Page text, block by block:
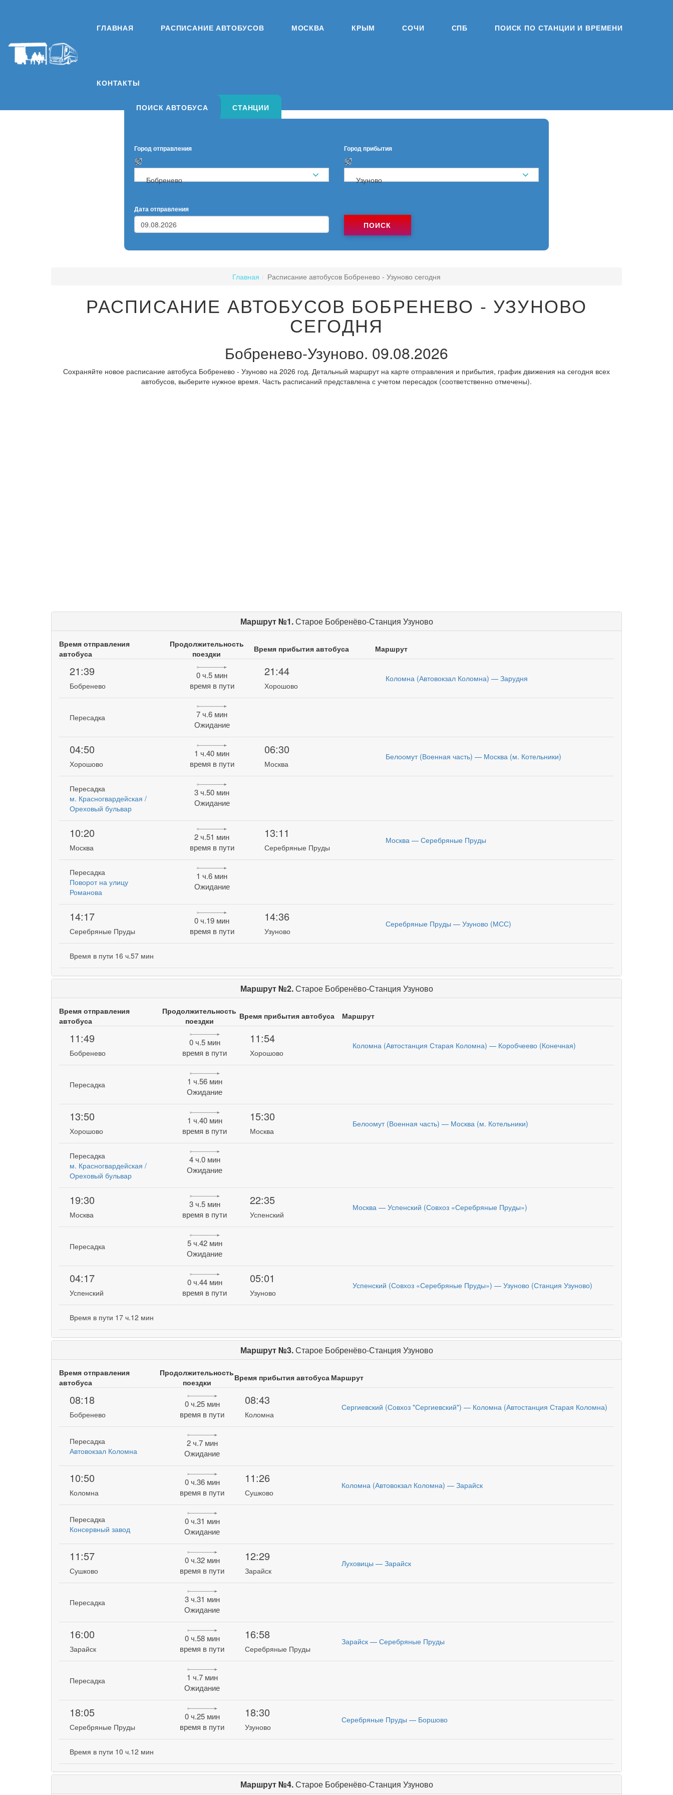
ГЛАВНАЯ РАСПИСАНИЕ АВТОБУСОВ МОСКВА КРЫМ СОЧИ СПБ ПОИСК ПО СТАНЦИИ И ВРЕМЕНИ
КОНТАКТЫ
ПОИСК АВТОБУСА СТАНЦИИ
Город отправления
Бобренево
Город прибытия
Узуново
Дата отправления
ПОИСК
Главная Расписание автобусов Бобренево - Узуново сегодня
РАСПИСАНИЕ АВТОБУСОВ БОБРЕНЕВО - УЗУНОВО
СЕГОДНЯ
Бобренево-Узуново. 09.08.2026
Сохраняйте новое расписание автобуса Бобренево - Узуново на 2026 год. Детальный маршрут на карте отправления и прибытия, график движения на сегодня всех
автобусов, выберите нужное время. Часть расписаний представлена с учетом пересадок (соответственно отмечены).
Маршрут №1.Старое Бобренёво-Станция Узуново
Время отправления
автобуса
Продолжительность
поездки
Время прибытия автобуса Маршрут
21:39
Бобренево
0 ч.5 мин
время в пути
21:44
Хорошово
Коломна (Автовокзал Коломна) — Зарудня
Пересадка
7 ч.6 мин
Ожидание
04:50
Хорошово
1 ч.40 мин
время в пути
06:30
Москва
Белоомут (Военная часть) — Москва (м. Котельники)
Пересадка
м. Красногвардейская /
Ореховый бульвар
3 ч.50 мин
Ожидание
10:20
Москва
2 ч.51 мин
время в пути
13:11
Серебряные Пруды
Москва — Серебряные Пруды
Пересадка
Поворот на улицу
Романова
1 ч.6 мин
Ожидание
14:17
Серебряные Пруды
0 ч.19 мин
время в пути
14:36
Узуново
Серебряные Пруды — Узуново (МСС)
Время в пути 16 ч.57 мин
Маршрут №2.Старое Бобренёво-Станция Узуново
Время отправления
автобуса
Продолжительность
поездки
Время прибытия автобуса Маршрут
11:49
Бобренево
0 ч.5 мин
время в пути
11:54
Хорошово
Коломна (Автостанция Старая Коломна) — Коробчеево (Конечная)
Пересадка
1 ч.56 мин
Ожидание
13:50
Хорошово
1 ч.40 мин
время в пути
15:30
Москва
Белоомут (Военная часть) — Москва (м. Котельники)
Пересадка
м. Красногвардейская /
Ореховый бульвар
4 ч.0 мин
Ожидание
19:30
Москва
3 ч.5 мин
время в пути
22:35
Успенский
Москва — Успенский (Совхоз «Серебряные Пруды»)
Пересадка
5 ч.42 мин
Ожидание
04:17
Успенский
0 ч.44 мин
время в пути
05:01
Узуново
Успенский (Совхоз «Серебряные Пруды») — Узуново (Станция Узуново)
Время в пути 17 ч.12 мин
Маршрут №3.Старое Бобренёво-Станция Узуново
Время отправления
автобуса
Продолжительность
поездки
Время прибытия автобуса Маршрут
08:18
Бобренево
0 ч.25 мин
время в пути
08:43
Коломна
Сергиевский (Совхоз "Сергиевский") — Коломна (Автостанция Старая Коломна)
Пересадка
Автовокзал Коломна
2 ч.7 мин
Ожидание
10:50
Коломна
0 ч.36 мин
время в пути
11:26
Сушково
Коломна (Автовокзал Коломна) — Зарайск
Пересадка
Консервный завод
0 ч.31 мин
Ожидание
11:57
Сушково
0 ч.32 мин
время в пути
12:29
Зарайск
Луховицы — Зарайск
Пересадка
3 ч.31 мин
Ожидание
16:00
Зарайск
0 ч.58 мин
время в пути
16:58
Серебряные Пруды
Зарайск — Серебряные Пруды
Пересадка
1 ч.7 мин
Ожидание
18:05
Серебряные Пруды
0 ч.25 мин
время в пути
18:30
Узуново
Серебряные Пруды — Боршово
Время в пути 10 ч.12 мин
Маршрут №4.Старое Бобренёво-Станция Узуново